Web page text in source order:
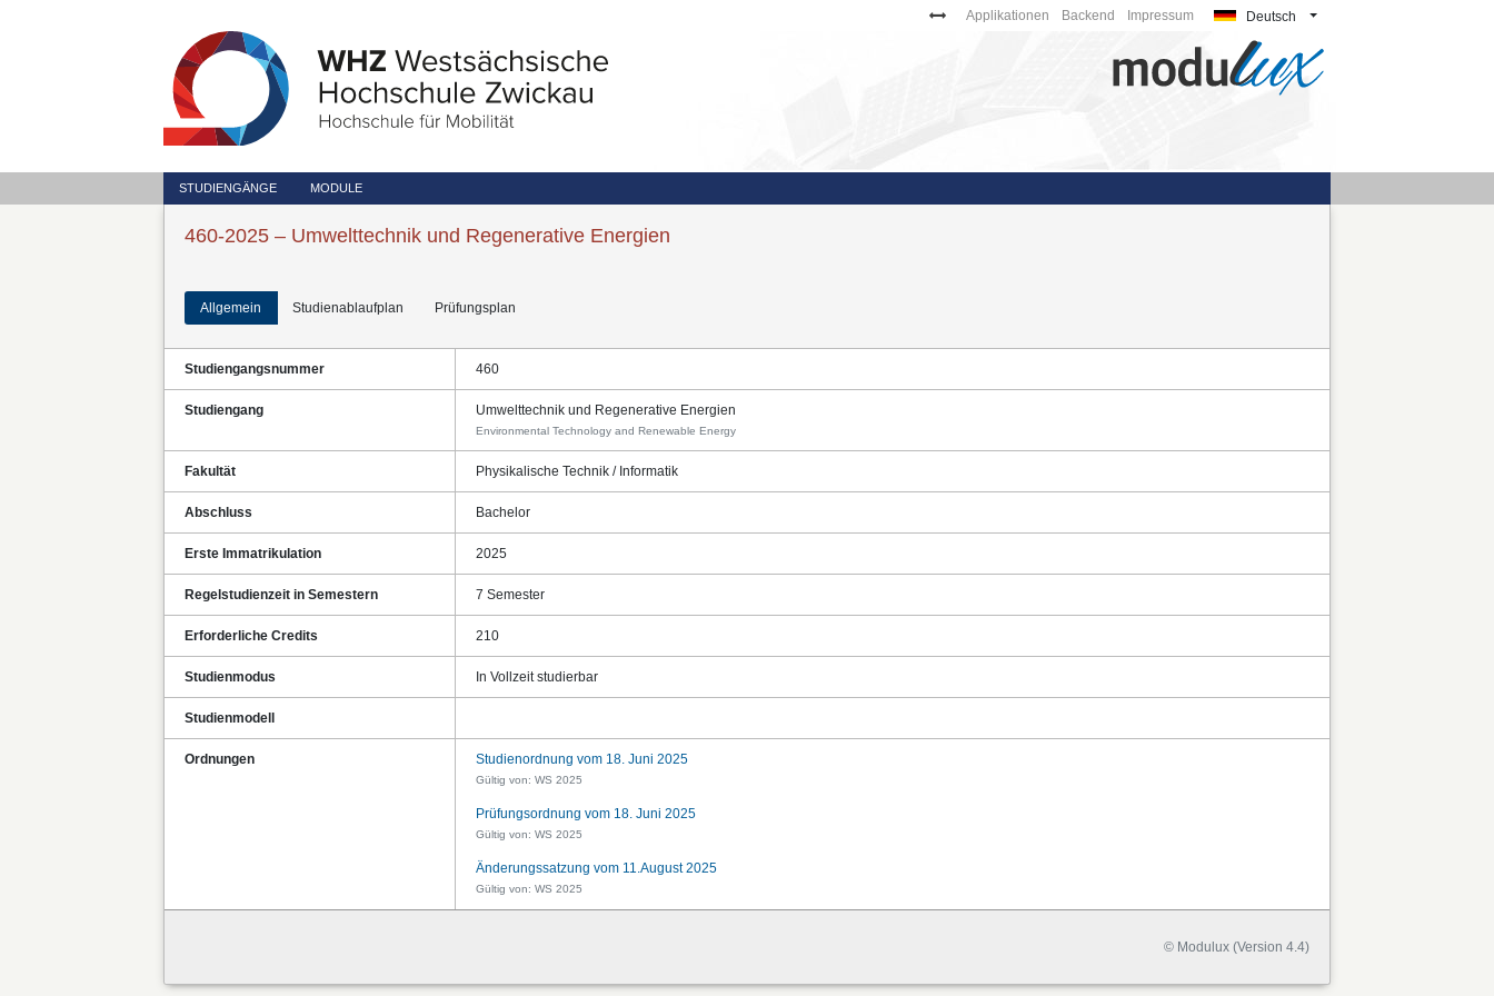
Deutsch
Applikationen Backend Impressum
STUDIENGÄNGE MODULE
460-2025 – Umwelttechnik und Regenerative Energien
Allgemein Studienablaufplan Prüfungsplan
Studiengangsnummer 460
Studiengang Umwelttechnik und Regenerative Energien
Environmental Technology and Renewable Energy
Fakultät Physikalische Technik / Informatik
Abschluss Bachelor
Erste Immatrikulation 2025
Regelstudienzeit in Semestern 7 Semester
Erforderliche Credits 210
Studienmodus In Vollzeit studierbar
Studienmodell
Ordnungen Studienordnung vom 18. Juni 2025
Gültig von: WS 2025
Prüfungsordnung vom 18. Juni 2025
Gültig von: WS 2025
Änderungssatzung vom 11.August 2025
Gültig von: WS 2025
© Modulux (Version 4.4)